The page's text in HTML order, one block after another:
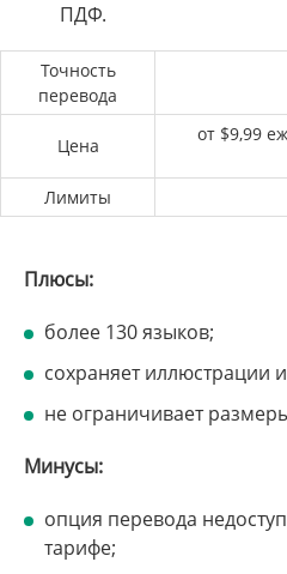
ПДФ.
Точность
перевода
Цена
от $9,99
Лимиты
Плюсы:
более 130 языков;
сохраняет иллюстрации
не ограничивает
Минусы:
опция перевода
тарифе;